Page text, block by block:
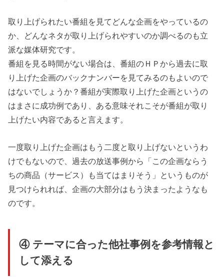
取り上げられたい番組を見てどんな企画をやっているの
か、どんなネタが取り上げられやすいのか調べるのも立
派な媒体研究です。
番組を見る時間がない場合は、番組のＨＰから過去に取
り上げた企画のバックナンバーを見てみるのもよいので
はないでしょうか？番組が実際取り上げた企画というの
はまさに成功例であり、ある意味それこそが番組が取り
上げたい内容であると言えます。
一度取り上げた企画はもう二度と取り上げないというわ
けでもないので、過去の放送事例から「この企画ならう
ちの商品（サービス）も当てはまりそう」というものが
見つけられれば、企画の大部分はもう決まったようなも
のです。
④ テーマに合った他社事例を参考情報と
して添える